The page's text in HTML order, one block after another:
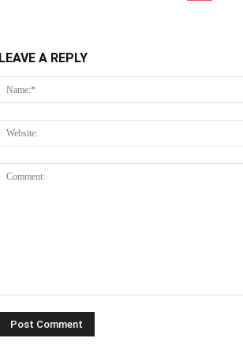
LEAVE A REPLY